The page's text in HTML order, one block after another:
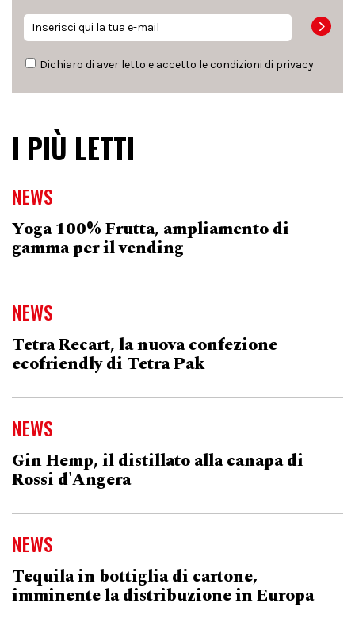
Dichiaro di aver letto e accetto le condizioni di privacy
I PIÙ LETTI
NEWS
Yoga 100% Frutta, ampliamento di
gamma per il vending
NEWS
Tetra Recart, la nuova confezione
ecofriendly di Tetra Pak
NEWS
Gin Hemp, il distillato alla canapa di
Rossi d'Angera
NEWS
Tequila in bottiglia di cartone,
imminente la distribuzione in Europa